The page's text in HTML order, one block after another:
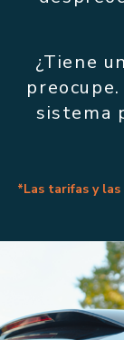
¿Tiene
sistema
*Las tarifas y